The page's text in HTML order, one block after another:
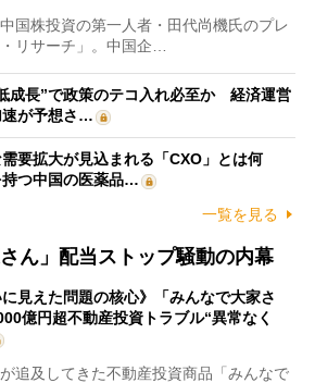
国株投資の第一人者・田代尚機氏のプレ
リサーチ」。中国企…
成長”で政策のテコ入れ必至か 経済運営
速が予想さ…
要拡大が見込まれる「CXO」とは何
つ中国の医薬品…
一覧を見る
さん」配当ストップ騒動の内幕
に見えた問題の核心》「みんなで大家さ
億円超不動産投資トラブル“異常なく
追及してきた不動産投資商品「みんなで